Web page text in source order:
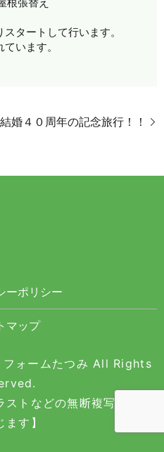
タートして行います。
います。
婚４０周年の記念旅行！！
ーポリシー
マップ
ォームたつみ All Rights
ストなどの無断複写・転載
ます】